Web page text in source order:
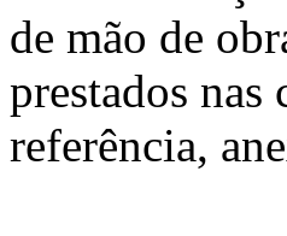
de mão de
prestados nas
referência,